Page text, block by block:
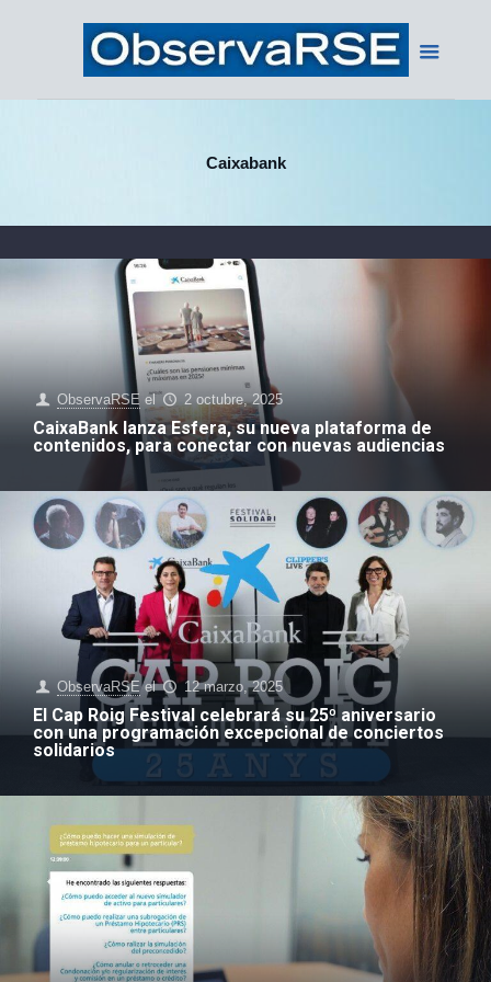
Caixabank
ObservaRSE el 2 octubre, 2025
CaixaBank lanza Esfera, su nueva plataforma de
contenidos, para conectar con nuevas audiencias
ObservaRSE el 12 marzo, 2025
El Cap Roig Festival celebrará su 25º aniversario
con una programación excepcional de conciertos
solidarios